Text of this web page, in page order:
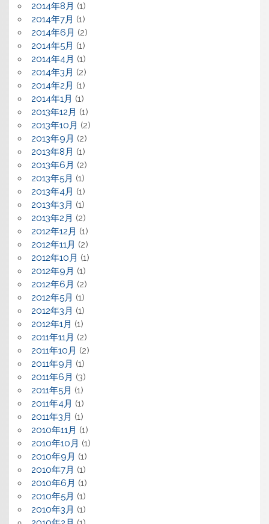
2014年8月 (1)
2014年7月 (1)
2014年6月 (2)
2014年5月 (1)
2014年4月 (1)
2014年3月 (2)
2014年2月 (1)
2014年1月 (1)
2013年12月 (1)
2013年10月 (2)
2013年9月 (2)
2013年8月 (1)
2013年6月 (2)
2013年5月 (1)
2013年4月 (1)
2013年3月 (1)
2013年2月 (2)
2012年12月 (1)
2012年11月 (2)
2012年10月 (1)
2012年9月 (1)
2012年6月 (2)
2012年5月 (1)
2012年3月 (1)
2012年1月 (1)
2011年11月 (2)
2011年10月 (2)
2011年9月 (1)
2011年6月 (3)
2011年5月 (1)
2011年4月 (1)
2011年3月 (1)
2010年11月 (1)
2010年10月 (1)
2010年9月 (1)
2010年7月 (1)
2010年6月 (1)
2010年5月 (1)
2010年3月 (1)